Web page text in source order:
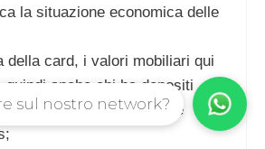
la situazione economica delle
della card, i valori mobiliari qui
quindi anche chi ha depositi
migliaia di euro può avere
sul nostro network?